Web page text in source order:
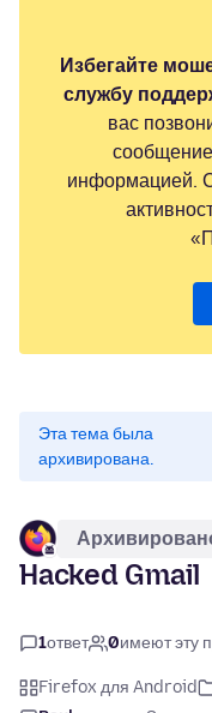
Избегайте
службу
вас
информацией.
Эта тема была
архивирована.
Hacked Gmail
1ответ 0имеют эту
Firefox для Android